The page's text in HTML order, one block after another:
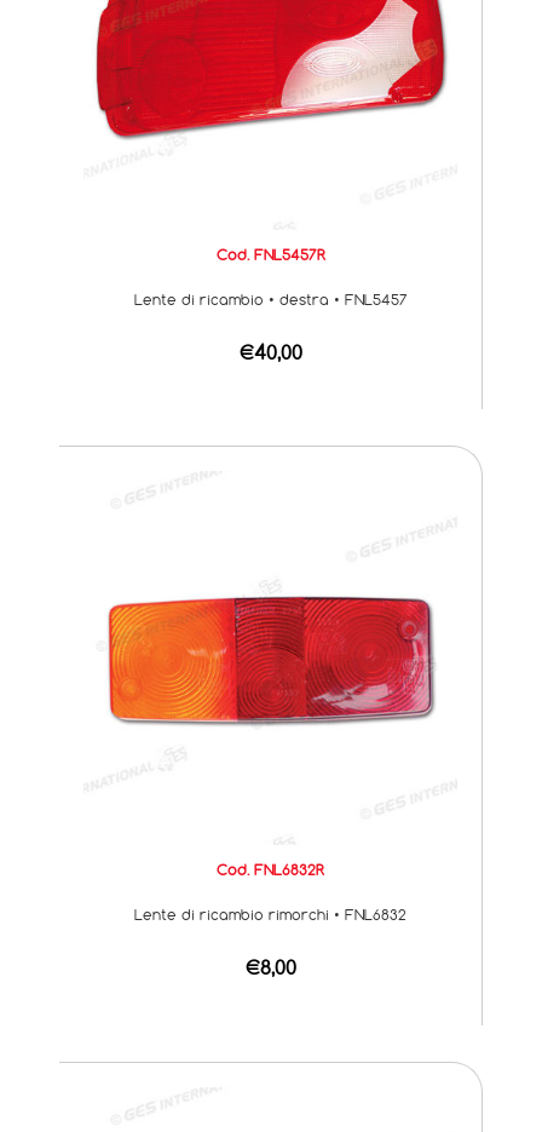
Cod. FNL5457R
Lente di ricambio • destra • FNL5457
€40,00
Cod. FNL6832R
Lente di ricambio rimorchi • FNL6832
€8,00